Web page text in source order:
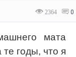
2364 0
мата
годы, что я